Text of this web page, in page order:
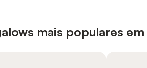
mais populares